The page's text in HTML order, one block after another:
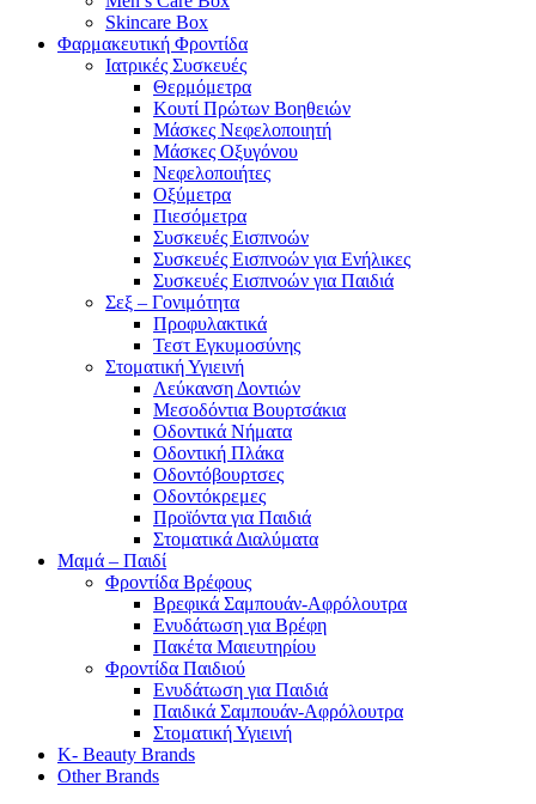
Skincare Box
Φαρμακευτική Φροντίδα
Ιατρικές Συσκευές
Θερμόμετρα
Κουτί Πρώτων Βοηθειών
Μάσκες Νεφελοποιητή
Μάσκες Οξυγόνου
Νεφελοποιήτες
Οξύμετρα
Πιεσόμετρα
Συσκευές Εισπνοών
Συσκευές Εισπνοών για Ενήλικες
Συσκευές Εισπνοών για Παιδιά
Σεξ – Γονιμότητα
Προφυλακτικά
Τεστ Εγκυμοσύνης
Στοματική Υγιεινή
Λεύκανση Δοντιών
Μεσοδόντια Βουρτσάκια
Οδοντικά Νήματα
Οδοντική Πλάκα
Οδοντόβουρτσες
Οδοντόκρεμες
Προϊόντα για Παιδιά
Στοματικά Διαλύματα
Μαμά – Παιδί
Φροντίδα Βρέφους
Βρεφικά Σαμπουάν-Αφρόλουτρα
Ενυδάτωση για Βρέφη
Πακέτα Μαιευτηρίου
Φροντίδα Παιδιού
Ενυδάτωση για Παιδιά
Παιδικά Σαμπουάν-Αφρόλουτρα
Στοματική Υγιεινή
K- Beauty Brands
Other Brands